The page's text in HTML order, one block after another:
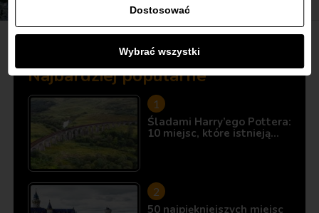
Najbardziej popularne
Śladami Harry’ego Pottera:
10 miejsc, które istnieją…
50 najpiękniejszych miejsc
Dostosować
Wybrać wszystki